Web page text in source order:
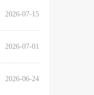
2026-07-15
2026-07-01
2026-06-24